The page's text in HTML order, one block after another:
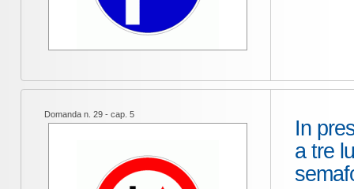
Domanda n. 29 - cap. 5
In
a tre